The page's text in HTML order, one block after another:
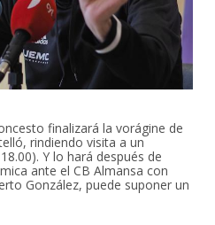
finalizará la vorágine de
rindiendo visita a un
Y lo hará después de
ante el CB Almansa con
González, puede suponer un